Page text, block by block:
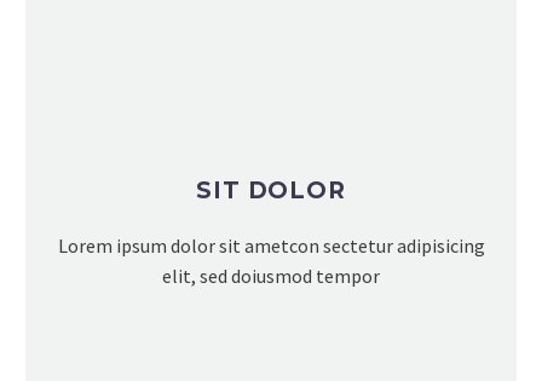
SIT DOLOR
Lorem ipsum dolor sit ametcon sectetur adipisicing
elit, sed doiusmod tempor